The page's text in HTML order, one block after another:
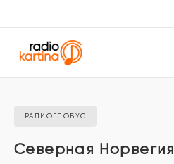
РАДИОГЛОБУС
Северная Норвегия